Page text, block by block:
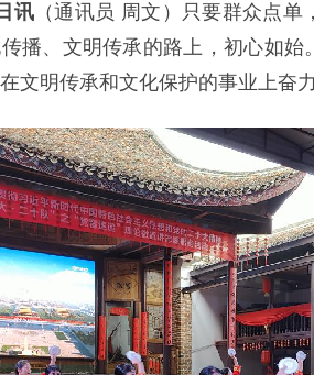
讯 （通讯员 周文）只要群众点
播、文明传承的路上，初心如
文明传承和文化保护的事业上奋力